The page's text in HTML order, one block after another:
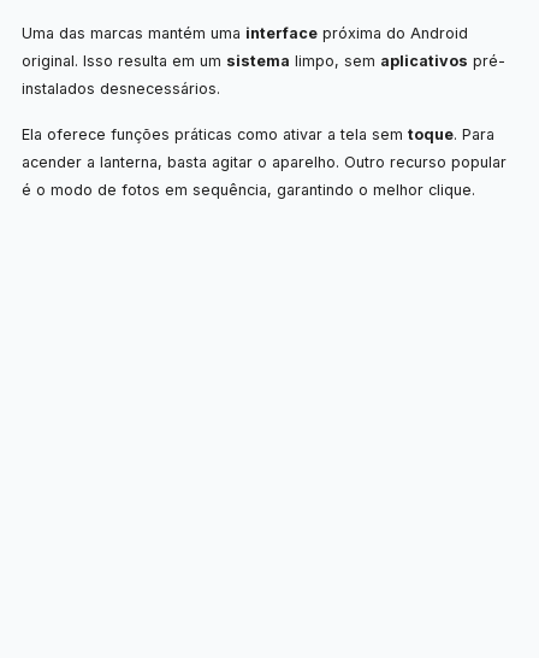
Uma das marcas mantém uma interfacepróxima do Android
original. Isso resulta em um sistema limpo, sem aplicativos pré-
instalados desnecessários.
Ela oferece funções práticas como ativar a tela sem toque. Para
acender a lanterna, basta agitar o aparelho. Outro recurso popular
é o modo de fotos em sequência, garantindo o melhor clique.